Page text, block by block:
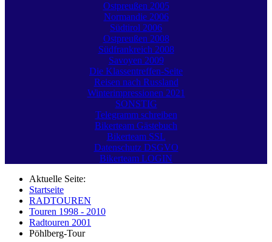
Ostpreußen 2005
Normandie 2006
Südtirol 2006
Ostpreußen 2008
Südfrankreich 2008
Savoyen 2009
Die Klassentreffen-Seite
Reisen nach Russland
Winterimpressionen 2021
SONSTIG
Telegramm schreiben
Bikerteam Gästebuch
Bikerteam SSL
Datenschutz DSGVO
Bikerteam LOGIN
Aktuelle Seite:
Startseite
RADTOUREN
Touren 1998 - 2010
Radtouren 2001
Pöhlberg-Tour